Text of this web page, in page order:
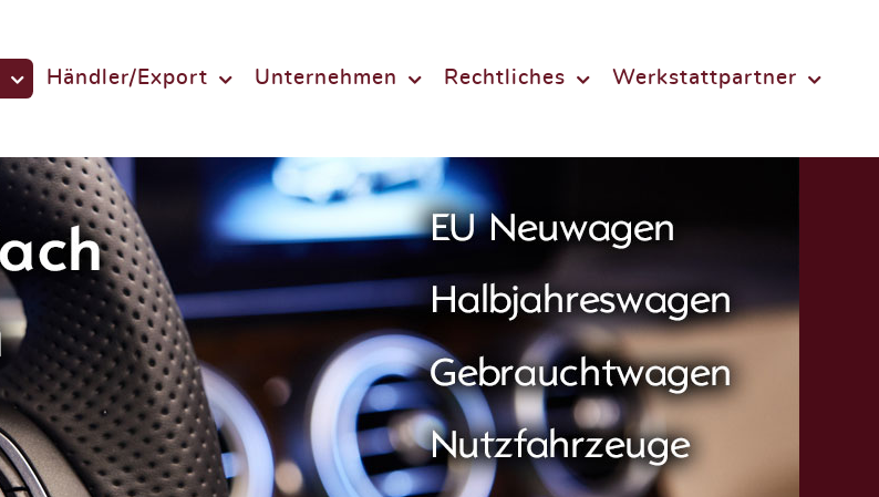
Händler/Export Unternehmen Rechtliches Werkstattpartner